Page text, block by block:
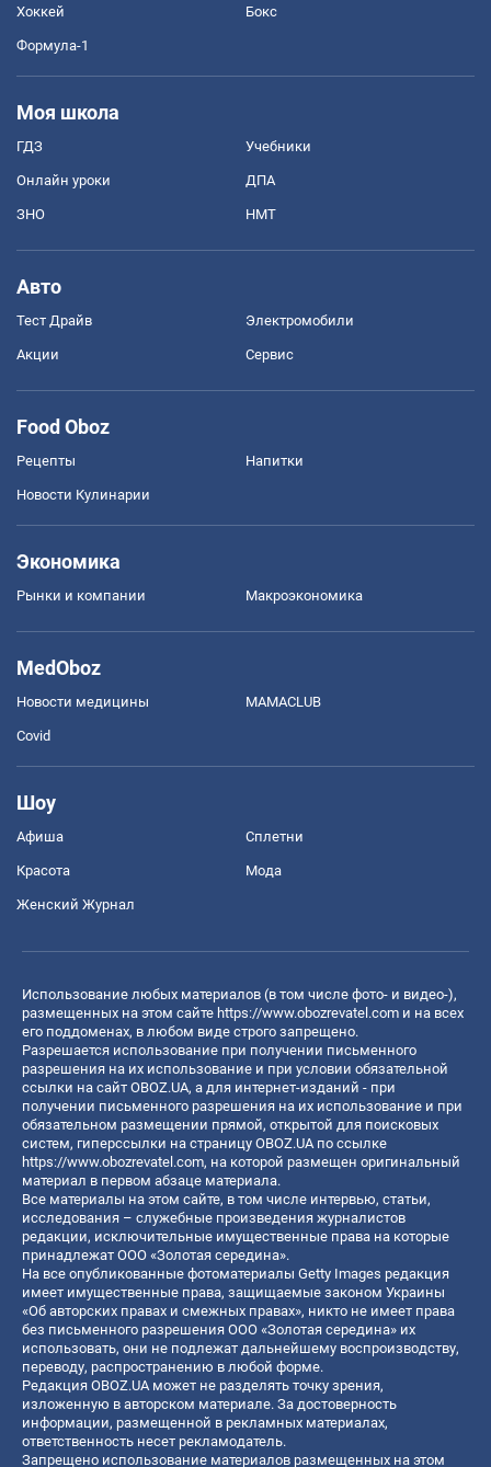
Хоккей Бокс
Формула-1
Моя школа
ГДЗ Учебники
Онлайн уроки ДПА
ЗНО НМТ
Авто
Тест Драйв Электромобили
Акции Сервис
Food Oboz
Рецепты Напитки
Новости Кулинарии
Экономика
Рынки и компании Mакроэкономика
MedOboz
Новости медицины MAMACLUB
Covid
Шоу
Афиша Сплетни
Красота Мода
Женский Журнал
Использование любых материалов (в том числе фото- и видео-),
размещенных на этом сайте https://www.obozrevatel.com и на всех
его поддоменах, в любом виде строго запрещено.
Разрешается использование при получении письменного
разрешения на их использование и при условии обязательной
ссылки на сайт OBOZ.UA, а для интернет-изданий - при
получении письменного разрешения на их использование и при
обязательном размещении прямой, открытой для поисковых
систем, гиперссылки на страницу OBOZ.UA по ссылке
https://www.obozrevatel.com, на которой размещен оригинальный
материал в первом абзаце материала.
Все материалы на этом сайте, в том числе интервью, статьи,
исследования – служебные произведения журналистов
редакции, исключительные имущественные права на которые
принадлежат ООО «Золотая середина».
На все опубликованные фотоматериалы Getty Images редакция
имеет имущественные права, защищаемые законом Украины
«Об авторских правах и смежных правах», никто не имеет права
без письменного разрешения ООО «Золотая середина» их
использовать, они не подлежат дальнейшему воспроизводству,
переводу, распространению в любой форме.
Редакция OBOZ.UA может не разделять точку зрения,
изложенную в авторском материале. За достоверность
информации, размещенной в рекламных материалах,
ответственность несет рекламодатель.
Запрещено использование материалов размещенных на этом